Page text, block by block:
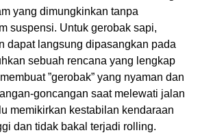
yang dimungkinkan tanpa
suspensi. Untuk gerobak sapi,
dapat langsung dipasangkan pada
sebuah rencana yang lengkap
”gerobak” yang nyaman dan
goncangan saat melewati jalan
memikirkan kestabilan kendaraan
dan tidak bakal terjadi rolling.